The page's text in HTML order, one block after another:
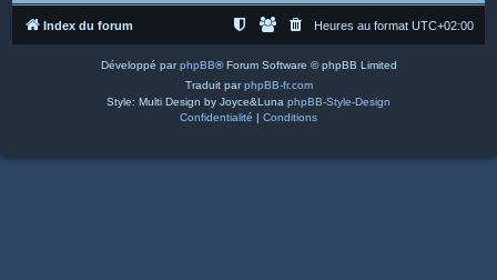
Index du forum Heures au format UTC+02:00
Développé parphpBB® Forum Software © phpBB Limited
Traduit parphpBB-fr.com
Style: Multi Design by Joyce&Luna phpBB-Style-Design
Confidentialité | Conditions